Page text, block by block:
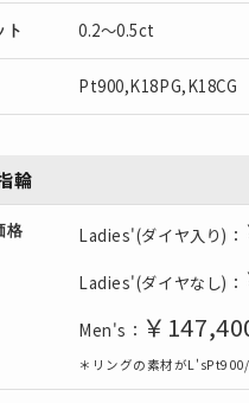
ト 0.2～0.5ct
Pt900,K18PG,K18CG
輪
格 Ladies'(ダイヤ入り)：
Ladies'(ダイヤなし)：
Men's： ￥
＊リングの素材が